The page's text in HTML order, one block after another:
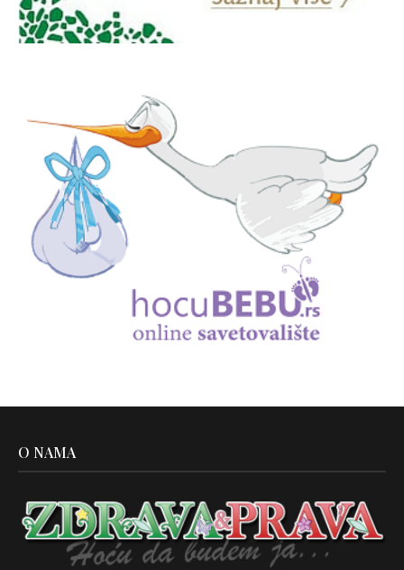
O NAMA